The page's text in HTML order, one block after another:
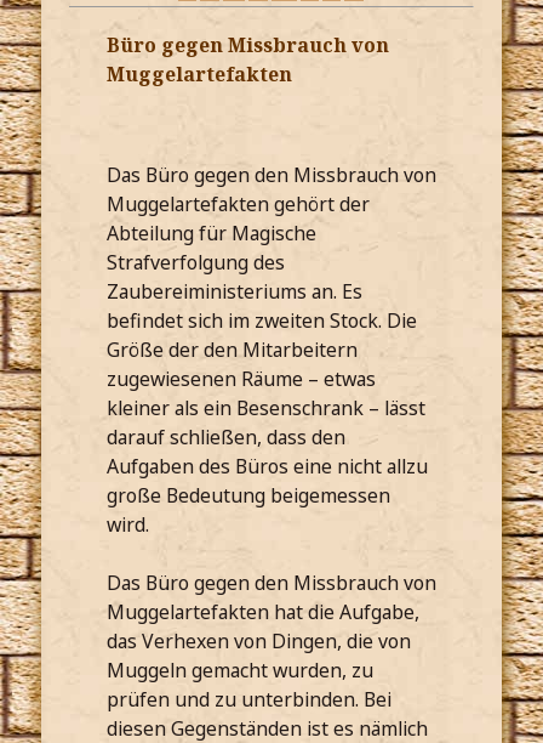
Büro gegen Missbrauch von
Muggelartefakten
Das Büro gegen den Missbrauch von
Muggelartefakten gehört der
Abteilung für Magische
Strafverfolgung des
Zaubereiministeriums an. Es
befindet sich im zweiten Stock. Die
Größe der den Mitarbeitern
zugewiesenen Räume – etwas
kleiner als ein Besenschrank – lässt
darauf schließen, dass den
Aufgaben des Büros eine nicht allzu
große Bedeutung beigemessen
wird.
Das Büro gegen den Missbrauch von
Muggelartefakten hat die Aufgabe,
das Verhexen von Dingen, die von
Muggeln gemacht wurden, zu
prüfen und zu unterbinden. Bei
diesen Gegenständen ist es nämlich